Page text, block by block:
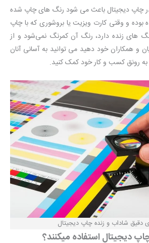
در چاپ دیجیتال باعث می شود رنگ های چاپ شده
و وقتی کارت ویزیت یا بروشوری که با چاپ
های زنده دارد، رنگ آن کمرنگ نمی‌شود و از
و همکاران خود دهید می توانید به آسانی آنان
به رونق کسب و کار خود کمک کنید.
دقیق شاداب و زنده چاپ دیجیتال
دیجیتال استفاده میکنند؟